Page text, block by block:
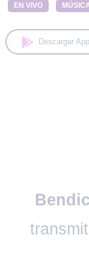
EN VIVO
Descargar App